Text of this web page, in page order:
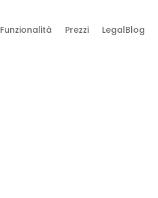
Funzionalità Prezzi LegalBlog